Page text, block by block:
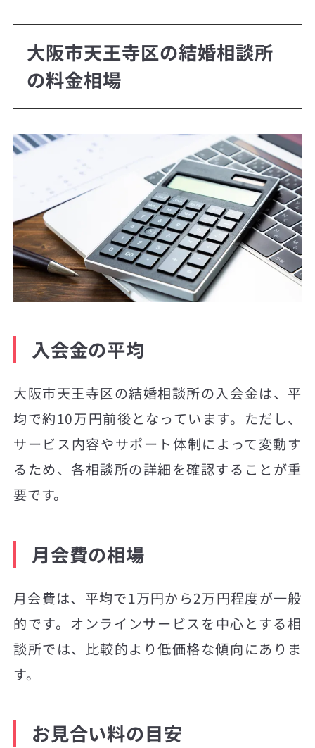
大阪市天王寺区の結婚相談所
の料金相場
入会金の平均
大阪市天王寺区の結婚相談所の入会金は、平
均で約10万円前後となっています。ただし、
サービス内容やサポート体制によって変動す
るため、各相談所の詳細を確認することが重
要です。
月会費の相場
月会費は、平均で1万円から2万円程度が一般
的です。オンラインサービスを中心とする相
談所では、比較的より低価格な傾向にありま
す。
お見合い料の目安